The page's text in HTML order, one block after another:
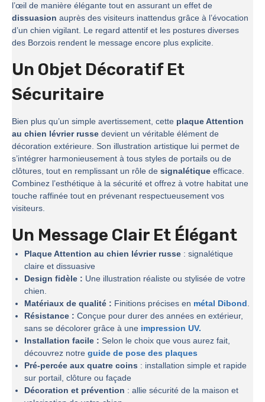
l’œil de manière élégante tout en assurant un effet de
dissuasion auprès des visiteurs inattendus grâce à l’évocation
d’un chien vigilant. Le regard attentif et les postures diverses
des Borzois rendent le message encore plus explicite.
Un Objet Décoratif Et
Sécuritaire
Bien plus qu’un simple avertissement, cette plaque Attention
au chien lévrier russe devient un véritable élément de
décoration extérieure. Son illustration artistique lui permet de
s’intégrer harmonieusement à tous styles de portails ou de
clôtures, tout en remplissant un rôle de signalétique efficace.
Combinez l’esthétique à la sécurité et offrez à votre habitat une
touche raffinée tout en prévenant respectueusement vos
visiteurs.
Un Message Clair Et Élégant
Plaque Attention au chien lévrier russe : signalétique
claire et dissuasive
Design fidèle : Une illustration réaliste ou stylisée de votre
chien.
Matériaux de qualité : Finitions précises en métal Dibond.
Résistance : Conçue pour durer des années en extérieur,
sans se décolorer grâce à une impression UV.
Installation facile : Selon le choix que vous aurez fait,
découvrez notre guide de pose des plaques
Pré-percée aux quatre coins : installation simple et rapide
sur portail, clôture ou façade
Décoration et prévention : allie sécurité de la maison et